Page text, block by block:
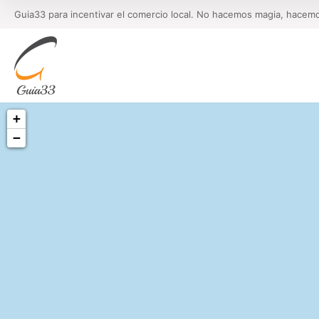
Guia33 para incentivar el comercio local. No hacemos magia,
+
−